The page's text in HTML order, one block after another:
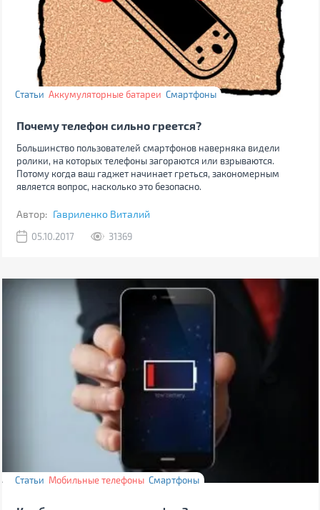
Статьи Аккумуляторные батареи Смартфоны
Почему телефон сильно греется?
Большинство пользователей смартфонов наверняка видели
ролики, на которых телефоны загораются или взрываются.
Потому когда ваш гаджет начинает греться, закономерным
является вопрос, насколько это безопасно.
Автор: Гавриленко Виталий
05.10.2017 31369
Статьи Мобильные телефоны Смартфоны